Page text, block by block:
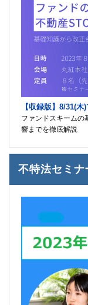
【収録版】8/31(
ファンドスキームの
響までを徹底解説
不特法セミナ